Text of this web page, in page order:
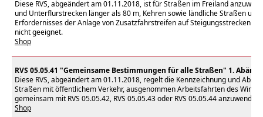
Diese RVS, abgeändert am 01.11.2018, ist für Straßen im Freiland
und Unterflurstrecken länger als 80 m, Kehren sowie ländliche Straßen und
Erfordernisses der Anlage von Zusatzfahrstreifen auf Steigungsstrecken
nicht geeignet.
Shop
RVS 05.05.41 "Gemeinsame Bestimmungen für alle Straßen" 1.
Diese RVS, abgeändert am 01.11.2018, regelt die Kennzeichnung und
Straßen mit öffentlichem Verkehr, ausgenommen Arbeitsfahrten des
gemeinsam mit RVS 05.05.42, RVS 05.05.43 oder RVS 05.05.44 anzuwenden.
Shop